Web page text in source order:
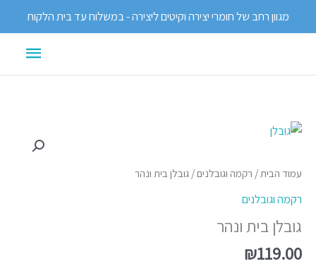
מגוון רחב של חומרי יצירה וקיטים ליצירה - במשלוח עד בית הלקוח
עמוד הבית/ רקמה וגובלנים/ גובלן בית ונהר
רקמה וגובלנים
גובלן בית ונהר
₪119.00
כמות
גובלן
ונהר